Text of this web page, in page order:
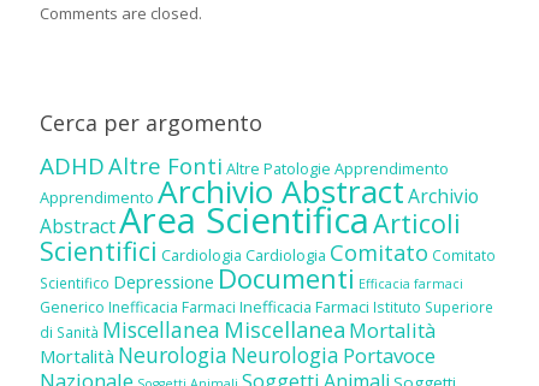
Comments are closed.
Cerca per argomento
ADHDAltre Fonti Altre Patologie Apprendimento
Apprendimento Archivio AbstractArchivio
AbstractArea ScientificaArticoli
Scientifici Cardiologia Cardiologia Comitato Comitato
Scientifico Depressione Documenti Efficacia farmaci
Generico Inefficacia Farmaci Inefficacia Farmaci Istituto Superiore
di Sanità Miscellanea Miscellanea Mortalità
Mortalità Neurologia Neurologia Portavoce
Nazionale